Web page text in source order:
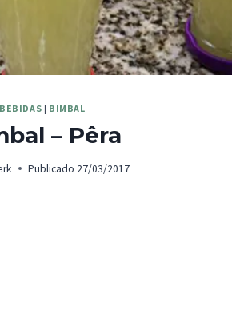
BEBIDAS | BIMBAL
– Pêra
Publicado 27/03/2017